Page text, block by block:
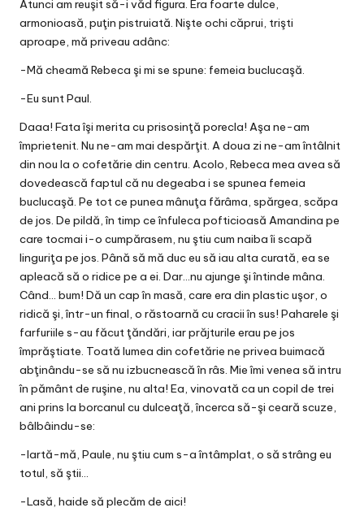
Atunci am reuşit să-i văd figura. Era foarte dulce,
armonioasă, puţin pistruiată. Nişte ochi căprui, trişti
aproape, mă priveau adânc:
-Mă cheamă Rebeca şi mi se spune: femeia buclucaşă.
-Eu sunt Paul.
Daaa! Fata îşi merita cu prisosinţă porecla! Aşa ne-am
împrietenit. Nu ne-am mai despărţit. A doua zi ne-am întâlnit
din nou la o cofetărie din centru. Acolo, Rebeca mea avea să
dovedească faptul că nu degeaba i se spunea femeia
buclucaşă. Pe tot ce punea mânuţa fărâma, spărgea, scăpa
de jos. De pildă, în timp ce înfuleca pofticioasă Amandina pe
care tocmai i-o cumpărasem, nu ştiu cum naiba îi scapă
linguriţa pe jos. Până să mă duc eu să iau alta curată, ea se
apleacă să o ridice pe a ei. Dar…nu ajunge şi întinde mâna.
Când… bum! Dă un cap în masă, care era din plastic uşor, o
ridică şi, într-un final, o răstoarnă cu cracii în sus! Paharele şi
farfuriile s-au făcut ţăndări, iar prăjturile erau pe jos
împrăştiate. Toată lumea din cofetărie ne privea buimacă
abţinându-se să nu izbucnească în râs. Mie îmi venea să intru
în pământ de ruşine, nu alta! Ea, vinovată ca un copil de trei
ani prins la borcanul cu dulceaţă, încerca să-şi ceară scuze,
bâlbâindu-se:
-Iartă-mă, Paule, nu ştiu cum s-a întâmplat, o să strâng eu
totul, să ştii…
-Lasă, haide să plecăm de aici!